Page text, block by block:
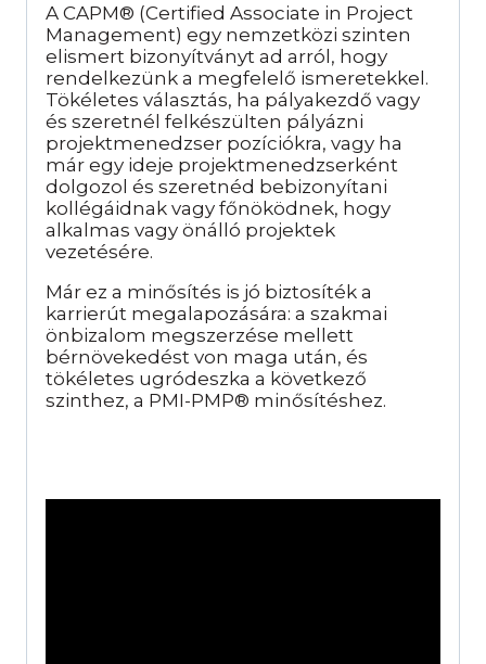
A CAPM® (Certified Associate in Project
Management) egy nemzetközi szinten
elismert bizonyítványt ad arról, hogy
rendelkezünk a megfelelő ismeretekkel.
Tökéletes választás, ha pályakezdő vagy
és szeretnél felkészülten pályázni
projektmenedzser pozíciókra, vagy ha
már egy ideje projektmenedzserként
dolgozol és szeretnéd bebizonyítani
kollégáidnak vagy főnöködnek, hogy
alkalmas vagy önálló projektek
vezetésére.
Már ez a minősítés is jó biztosíték a
karrierút megalapozására: a szakmai
önbizalom megszerzése mellett
bérnövekedést von maga után, és
tökéletes ugródeszka a következő
szinthez, a PMI-PMP® minősítéshez.